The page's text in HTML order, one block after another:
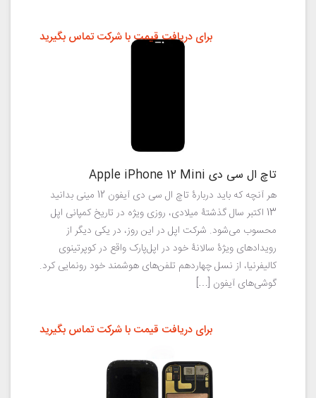
تاچ ال سی دی Apple iPhone 12 Mini
هر آنچه که باید دربارهٔ تاچ ال سی دی آیفون 12 مینی بدانید
13 اکتبر سال گذشتهٔ میلادی، روزی ویژه در تاریخ کمپانی اپل
محسوب می‌شود. شرکت اپل در این روز، در یکی دیگر از
رویدادهای ویژهٔ سالانهٔ خود در اپل‌پارک واقع در کوپرتینوی
کالیفرنیا، از نسل چهاردهم تلفن‌های هوشمند خود رونمایی کرد.
گوشی‌های آیفون […]
برای دریافت قیمت با شرکت تماس بگیرید
برای دریافت قیمت با شرکت تماس بگیرید